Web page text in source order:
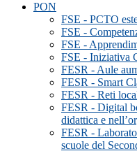
PON
FSE - PCTO
FSE -
FSE -
FSE - Iniziativa
FESR - Aule
FESR - Smart
FESR - Reti
FESR - Digital
didattica e
FESR -
scuole del